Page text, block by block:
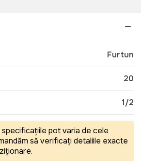
Furtun
20
1/2
specificațiile pot varia de cele
să verificați detaliile exacte